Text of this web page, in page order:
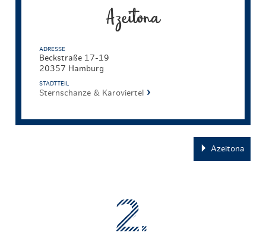
Azeitona
ADRESSE
Beckstraße 17-19
20357 Hamburg
STADTTEIL
Sternschanze & Karoviertel
Azeitona